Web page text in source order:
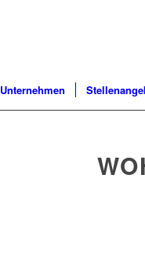
Unternehmen